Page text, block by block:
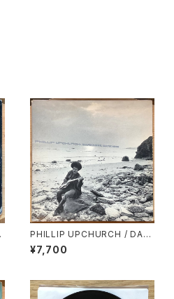
PHILLIP UPCHURCH / DAR
KNESS, DARKNESS
¥7,700